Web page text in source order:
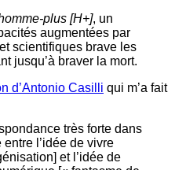
plus [H+], un
augmentées par
scientifiques brave les
jusqu’à braver la mort.
d’Antonio Casilli qui m’a fait
très forte dans
l’idée de vivre
et l’idée de